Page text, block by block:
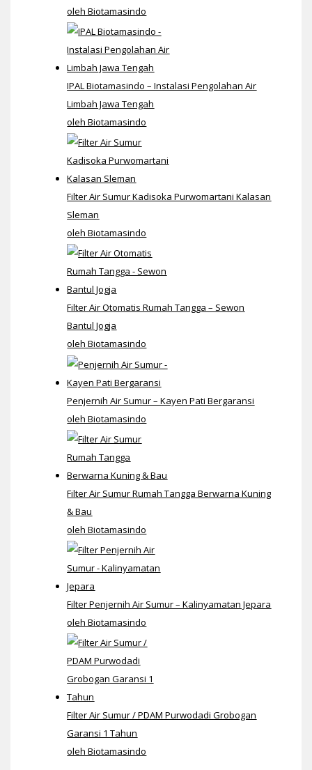
oleh Biotamasindo
IPAL Biotamasindo – Instalasi Pengolahan Air
Limbah Jawa Tengah
oleh Biotamasindo
Filter Air Sumur Kadisoka Purwomartani Kalasan
Sleman
oleh Biotamasindo
Filter Air Otomatis Rumah Tangga – Sewon
Bantul Jogja
oleh Biotamasindo
Penjernih Air Sumur – Kayen Pati Bergaransi
oleh Biotamasindo
Filter Air Sumur Rumah Tangga Berwarna Kuning
& Bau
oleh Biotamasindo
Filter Penjernih Air Sumur – Kalinyamatan Jepara
oleh Biotamasindo
Filter Air Sumur / PDAM Purwodadi Grobogan
Garansi 1 Tahun
oleh Biotamasindo